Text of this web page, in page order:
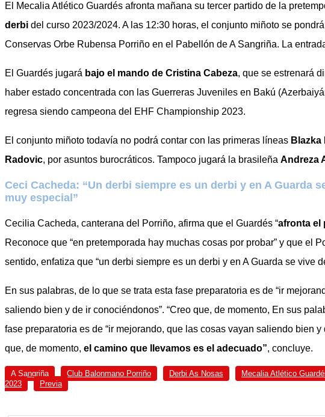
El Mecalia Atlético Guardés afronta mañana su tercer partido de la
derbi del curso 2023/2024. A las 12:30 horas, el conjunto miñoto se
Conservas Orbe Rubensa Porriño en el Pabellón de A Sangriña. La
El Guardés jugará bajo el mando de Cristina Cabeza, que se estrenará
haber estado concentrada con las Guerreras Juveniles en Bakú
regresa siendo campeona del EHF Championship 2023.
El conjunto miñoto todavía no podrá contar con las primeras líneas Blazka
Radovic, por asuntos burocráticos. Tampoco jugará la brasileña Andreza
Ceci Cacheda: “Un derbi siempre es un derbi y en A Guarda
muy especial”
Cecilia Cacheda, canterana del Porriño, afirma que el Guardés “afronta el
Reconoce que “en pretemporada hay muchas cosas por probar” y que el
sentido, enfatiza que “un derbi siempre es un derbi y en A Guarda se vive
En sus palabras, de lo que se trata esta fase preparatoria es de “ir
saliendo bien y de ir conociéndonos”. “Creo que, de momento, En sus
fase preparatoria es de “ir mejorando, que las cosas vayan saliendo bien y
que, de momento, el camino que llevamos es el adecuado”, concluye.
A Sangriña Club Balonmano Porriño Derbi As Nosas Mecalia Atlético
2023
Previa